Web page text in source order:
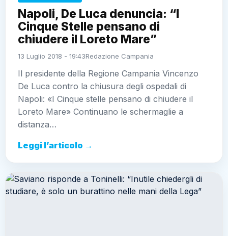
Napoli, De Luca denuncia: “I
Cinque Stelle pensano di
chiudere il Loreto Mare”
13 Luglio 2018 - 19:43Redazione Campania
Il presidente della Regione Campania Vincenzo
De Luca contro la chiusura degli ospedali di
Napoli: «I Cinque stelle pensano di chiudere il
Loreto Mare» Continuano le schermaglie a
distanza…
Leggi l’articolo →